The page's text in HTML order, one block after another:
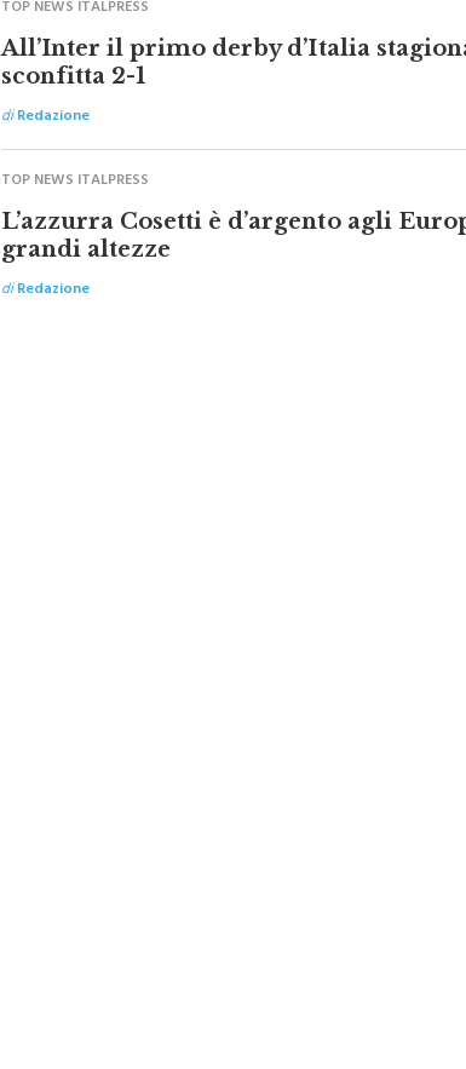
All’Inter il primo derby d’Italia
sconfitta 2-1
L’azzurra Cosetti è d’argento agli
grandi altezze